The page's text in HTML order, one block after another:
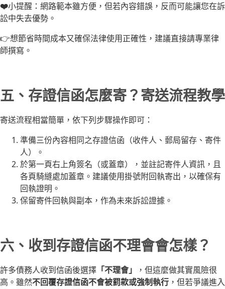
❤️小提醒：網路範本雖方便，但若內容錯誤，反而可能讓您在訴
訟中失去優勢。
👉想節省時間成本又確保法律使用正確性，建議直接請專業律
師撰寫。
五、存證信函怎麼寄？寄送流程教學
寄送流程相當簡單，依下列步驟操作即可：
準備三份內容相同之存證信函（收件人、郵局留存、寄件
人）。
於第一頁右上角簽名（或蓋章），並註記寄件人資訊，且
各頁騎縫處加蓋章。建議使用掛號附回執寄出，以確保有
回執證明。
保留寄件回執與副本，作為未來訴訟證據。
六、收到存證信函不理會會怎樣？
許多債務人收到信函後選擇 「不理會」
，但這麼做其實風險很
高。雖然不回覆存證信函不會被罰款或強制執行 ，但若爭議進入